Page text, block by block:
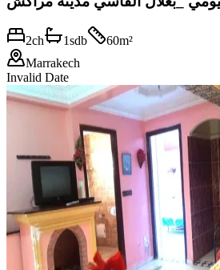
2ch 1sdb 60m²
Marrakech
Invalid Date